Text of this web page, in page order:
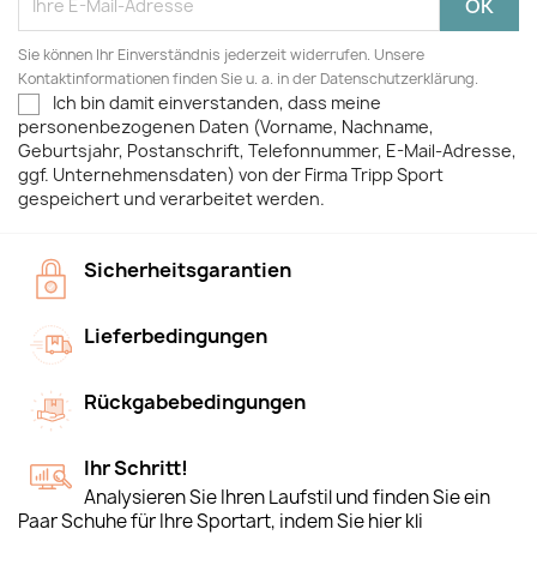
Sie können Ihr Einverständnis jederzeit widerrufen. Unsere
Kontaktinformationen finden Sie u. a. in der Datenschutzerklärung.
Ich bin damit einverstanden, dass meine
personenbezogenen Daten (Vorname, Nachname,
Geburtsjahr, Postanschrift, Telefonnummer, E-Mail-Adresse,
ggf. Unternehmensdaten) von der Firma Tripp Sport
gespeichert und verarbeitet werden.
Sicherheitsgarantien
Lieferbedingungen
Rückgabebedingungen
Ihr Schritt!
Analysieren Sie Ihren Laufstil und finden Sie ein
Paar Schuhe für Ihre Sportart, indem Sie hier kli